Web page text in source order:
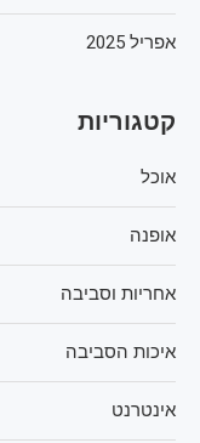
אפריל 2025
קטגוריות
אוכל
אופנה
אחריות וסביבה
איכות הסביבה
אינטרנט